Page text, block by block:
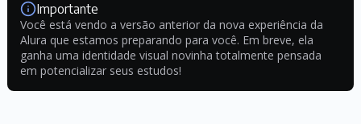
Importante
Você está vendo a versão anterior da nova experiência da
Alura que estamos preparando para você. Em breve, ela
ganha uma identidade visual novinha totalmente pensada
em potencializar seus estudos!